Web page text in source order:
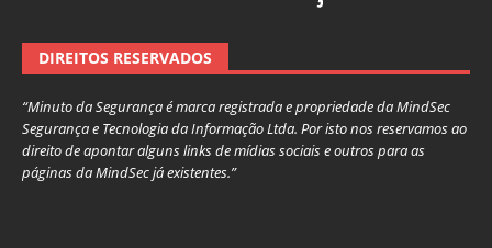
DIREITOS RESERVADOS
“Minuto da Segurança é marca registrada e propriedade da MindSec
Segurança e Tecnologia da Informação Ltda. Por isto nos reservamos ao
direito de apontar alguns links de mídias sociais e outros para as
páginas da MindSec já existentes.”